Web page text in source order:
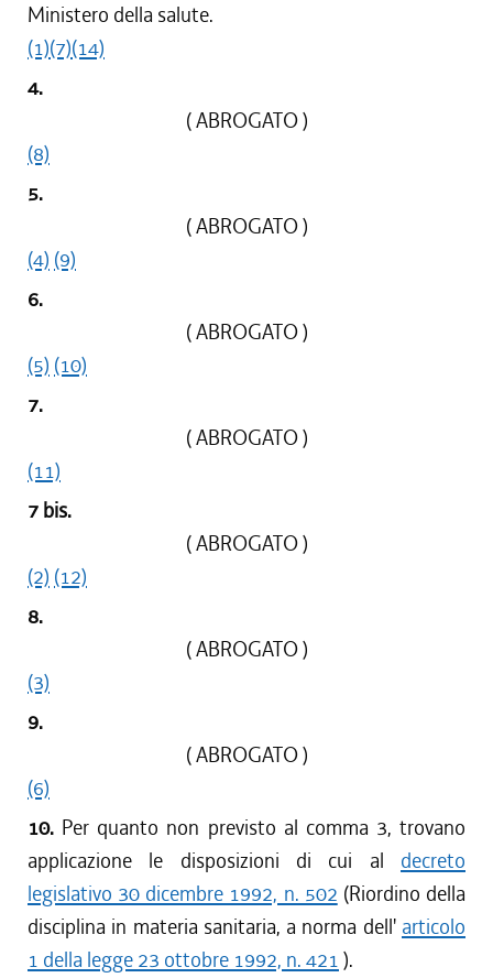
Ministero della salute.
(1)(7)(14)
4.
( ABROGATO )
(8)
5.
( ABROGATO )
(4) (9)
6.
( ABROGATO )
(5) (10)
7.
( ABROGATO )
(11)
7 bis.
( ABROGATO )
(2) (12)
8.
( ABROGATO )
(3)
9.
( ABROGATO )
(6)
10. Per quanto non previsto al comma 3, trovano
applicazione le disposizioni di cui al decreto
legislativo 30 dicembre 1992, n. 502 (Riordino della
disciplina in materia sanitaria, a norma dell' articolo
1 della legge 23 ottobre 1992, n. 421 ).